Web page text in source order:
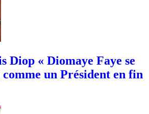
Diop « Diomaye Faye se
un Président en fin